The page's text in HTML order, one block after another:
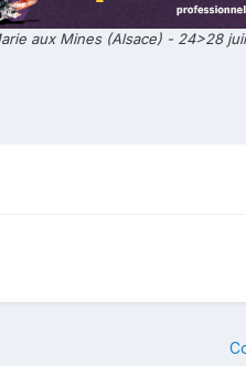
aux Mines (Alsace) - 24>28